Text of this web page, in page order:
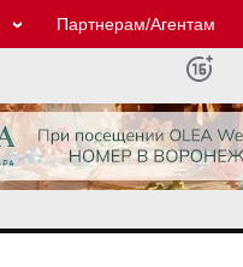
Партнерам/Агентам